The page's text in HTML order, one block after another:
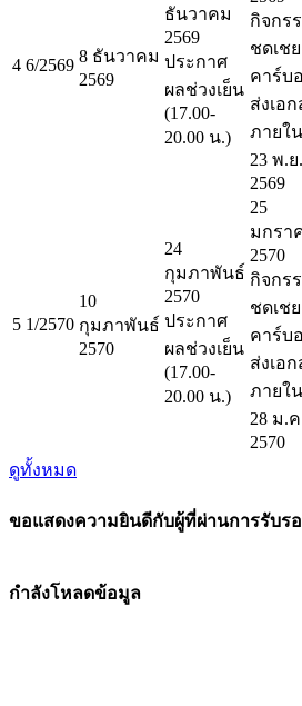
4 6/2569 8 ธันวาคม
2569
ธันวาคม
2569
ประกาศ
ผลช่วงเย็น
(17.00-
20.00 น.)
กิจกร
ชดเชย
คาร์บ
ส่งเอ
ภายใ
23 พ.ย.
2569
5 1/2570
10
กุมภาพันธ์
2570
24
กุมภาพันธ์
2570
ประกาศ
ผลช่วงเย็น
(17.00-
20.00 น.)
25
มกรา
2570
กิจกร
ชดเชย
คาร์บ
ส่งเอ
ภายใ
28 ม.
2570
ดูทั้งหมด
ขอแสดงความยินดีกับผู้ที่ผ่านการรับร
กำลังโหลดข้อมูล